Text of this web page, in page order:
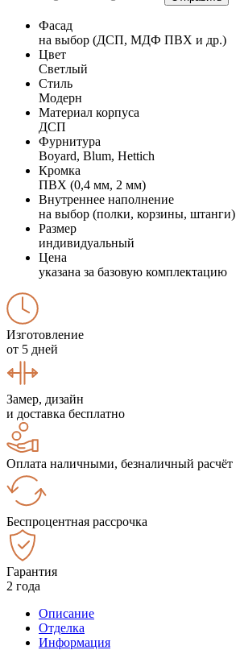
Фасад
на выбор (ДСП, МДФ ПВХ и др.)
Цвет
Светлый
Стиль
Модерн
Материал корпуса
ДСП
Фурнитура
Boyard, Blum, Hettich
Кромка
ПВХ (0,4 мм, 2 мм)
Внутреннее наполнение
на выбор (полки, корзины, штанги)
Размер
индивидуальный
Цена
указана за базовую комплектацию
Изготовление
от 5 дней
Замер, дизайн
и доставка бесплатно
Оплата наличными, безналичный расчёт
Беспроцентная рассрочка
Гарантия
2 года
Описание
Отделка
Информация